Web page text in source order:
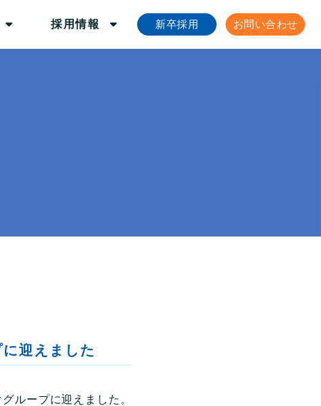
お問い合わせ
新卒採用
採用情報
迎えました
ループに迎えました。